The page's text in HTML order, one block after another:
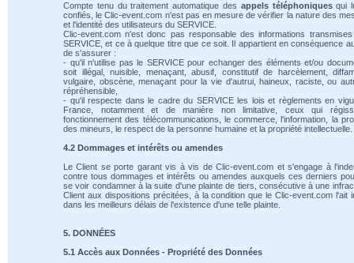
Compte tenu du traitement automatique des appels téléphoniquesqui
confiés, le Clic-event.com n'est pas en mesure de vérifier la nature des
et l'identité des utilisateurs du SERVICE.
Clic-event.com n'est donc pas responsable des informations
SERVICE, et ce à quelque titre que ce soit. Il appartient en conséquence
de s'assurer :
- qu'il n'utilise pas le SERVICE pour echanger des éléments et/ou
soit illégal, nuisible, menaçant, abusif, constitutif de harcèlement,
vulgaire, obscène, menaçant pour la vie d'autrui, haineux, raciste, ou
répréhensible,
- qu'il respecte dans le cadre du SERVICE les lois et règlements en
France, notamment et de manière non limitative, ceux qui
fonctionnement des télécommunications, le commerce, l'information, la
des mineurs, le respect de la personne humaine et la propriété intellectuelle.
4.2 Dommages et intérêts ou amendes
Le Client se porte garant vis à vis de Clic-event.com et s'engage à
contre tous dommages et intérêts ou amendes auxquels ces derniers
se voir condamner à la suite d'une plainte de tiers, consécutive à une
Client aux dispositions précitées, à la condition que le Clic-event.com l'ait
dans les meilleurs délais de l'existence d'une telle plainte.
5. DONNÉES
5.1 Accès aux Données - Propriété des Données